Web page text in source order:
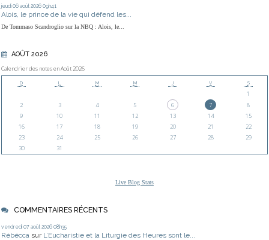
jeudi 06 août 2026 09h41
Alois, le prince de la vie qui défend les...
De Tommaso Scandroglio sur la NBQ : Alois, le...
AOÛT 2026
Calendrier des notes en Août 2026
D L M M J V S
1
2
3 4 5 6 7
8
9
10 11 12 13 14
15
16
17 18 19 20 21
22
23
24 25 26 27 28
29
30
31
Live Blog Stats
COMMENTAIRES RÉCENTS
vendredi 07 août 2026 08h35
Rébécca sur L’Eucharistie et la Liturgie des Heures sont le...